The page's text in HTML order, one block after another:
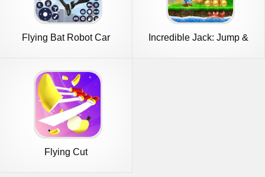
Flying Bat Robot Car
Incredible Jack: Jump &
Flying Cut